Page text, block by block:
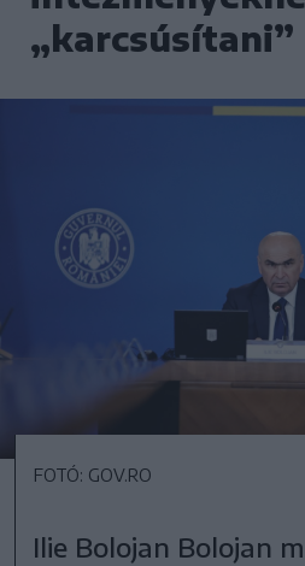
„karcsúsítani”
FOTÓ: GOV.RO
Ilie Bolojan Bolojan